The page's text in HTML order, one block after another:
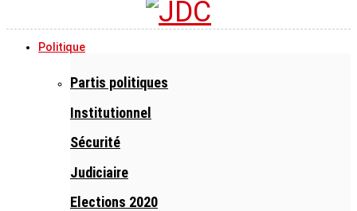
Politique
Partis politiques
Institutionnel
Sécurité
Judiciaire
Elections 2020